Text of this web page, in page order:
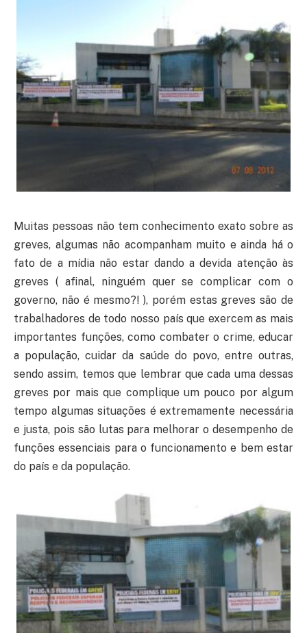
Muitas pessoas não tem conhecimento exato sobre as
greves, algumas não acompanham muito e ainda há o
fato de a mídia não estar dando a devida atenção às
greves ( afinal, ninguém quer se complicar com o
governo, não é mesmo?! ), porém estas greves são de
trabalhadores de todo nosso país que exercem as mais
importantes funções, como combater o crime, educar
a população, cuidar da saúde do povo, entre outras,
sendo assim, temos que lembrar que cada uma dessas
greves por mais que complique um pouco por algum
tempo algumas situações é extremamente necessária
e justa, pois são lutas para melhorar o desempenho de
funções essenciais para o funcionamento e bem estar
do país e da população.